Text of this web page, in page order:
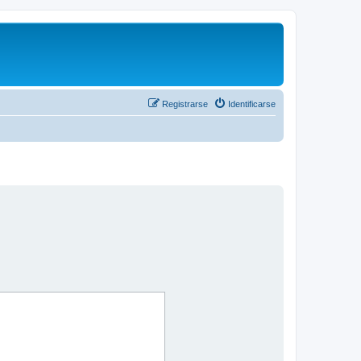
Identificarse
Registrarse